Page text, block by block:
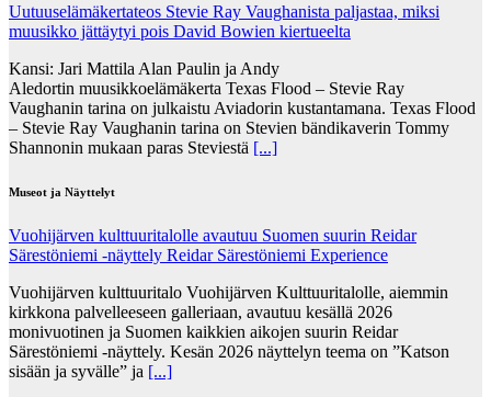
Uutuuselämäkertateos Stevie Ray Vaughanista paljastaa, miksi
muusikko jättäytyi pois David Bowien kiertueelta
Kansi: Jari Mattila Alan Paulin ja Andy
Aledortin muusikkoelämäkerta Texas Flood – Stevie Ray
Vaughanin tarina on julkaistu Aviadorin kustantamana. Texas Flood
– Stevie Ray Vaughanin tarina on Stevien bändikaverin Tommy
Shannonin mukaan paras Steviestä [...]
Museot ja Näyttelyt
Vuohijärven kulttuuritalolle avautuu Suomen suurin Reidar
Särestöniemi -näyttely Reidar Särestöniemi Experience
Vuohijärven kulttuuritalo Vuohijärven Kulttuuritalolle, aiemmin
kirkkona palvelleeseen galleriaan, avautuu kesällä 2026
monivuotinen ja Suomen kaikkien aikojen suurin Reidar
Särestöniemi -näyttely. Kesän 2026 näyttelyn teema on ”Katson
sisään ja syvälle” ja [...]